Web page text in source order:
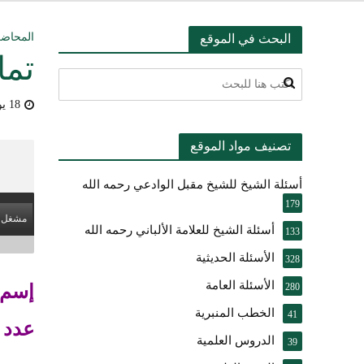
التعليق على
أسئلة عبدالله
بيان بشأن حادث
تعقيب على
18 يوليو، 2009
مشغل
البحث في الموقع
تصنيف مواد الموقع
أسئلة الشيخ للشيخ مقبل الوادعي رحمه الله
179
أسئلة الشيخ للعلامة الألباني رحمه الله 133
الأسئلة الحديثية 328
الأسئلة العامة 280
الخطب المنبرية 41
الدروس العلمية 39